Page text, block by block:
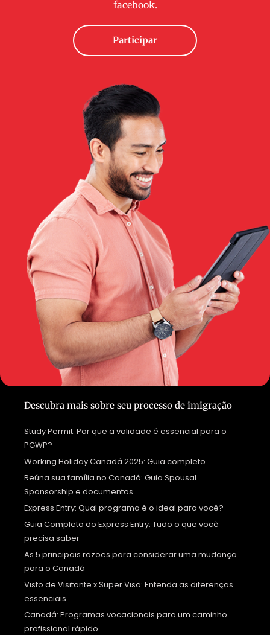
facebook.
Participar
Descubra mais sobre seu processo de imigração
Study Permit: Por que a validade é essencial para o
PGWP?
Working Holiday Canadá 2025: Guia completo
Reúna sua família no Canadá: Guia Spousal
Sponsorship e documentos
Express Entry: Qual programa é o ideal para você?
Guia Completo do Express Entry: Tudo o que você
precisa saber
As 5 principais razões para considerar uma mudança
para o Canadá
Visto de Visitante x Super Visa: Entenda as diferenças
essenciais
Canadá: Programas vocacionais para um caminho
profissional rápido